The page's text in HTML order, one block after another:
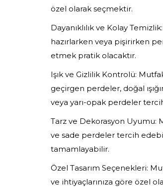
özel olarak seçmektir.
Dayanıklılık ve Kolay
hazırlarken veya pişirirken
etmek pratik olacaktır.
Işık ve Gizlilik Kontrolü:
geçirgen perdeler, doğal
veya yarı-opak perdeler
Tarz ve Dekorasyon Uyumu:
ve sade perdeler tercih
tamamlayabilir.
Özel Tasarım Seçenekleri:
ve ihtiyaçlarınıza göre özel